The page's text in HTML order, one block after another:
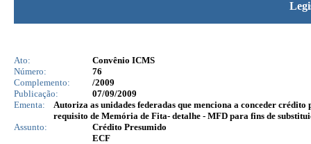
Ato:
Convênio ICMS
Número:
76
Complemento:
/2009
Publicação:
07/09/2009
Ementa:
Autoriza as unidades federadas que menciona a conceder
requisito de Memória de Fita- detalhe - MFD para fins de
Assunto:
Crédito Presumido
ECF